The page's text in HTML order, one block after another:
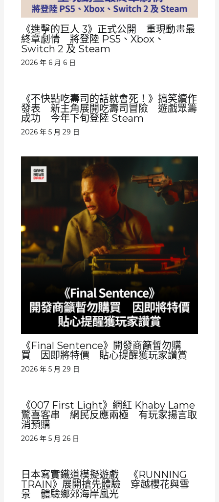
《進擊的巨人 3》正式公開 重現動畫最
終章劇情 將登陸 PS5、Xbox、
Switch 2 及 Steam
2026 年 6 月 6 日
《不快點吃壽司的話就會死！》搞笑續作
發表 新主角展開吃壽司冒險 遊戲眾籌
成功 今年下旬登陸 Steam
2026 年 5 月 29 日
《Final Sentence》開發商籲暫勿購
買 因即將特價 貼心提醒獲玩家讚賞
2026 年 5 月 29 日
《007 First Light》網紅 Khaby Lame
驚喜客串 網民反應兩極 有玩家揚言取
消預購
2026 年 5 月 26 日
日本寫實鐵道模擬遊戲 《RUNNING
TRAIN》展開搶先體驗 穿越櫻花與雪
景 體驗鄉郊海岸風光